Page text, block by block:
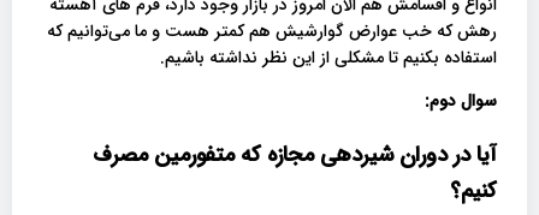
رهش که خب عوارض گوارشیش هم کمتر هست و ما می‌توانیم که
استفاده بکنیم تا مشکلی از این نظر نداشته باشیم.
سوال دوم:
آیا در دوران شیردهی مجازه که متفورمین مصرف
کنیم؟